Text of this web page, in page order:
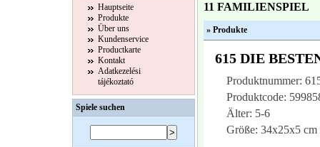
Hauptseite
Produkte
Über uns
Kundenservice
Productkarte
Kontakt
Adatkezelési
tájékoztató
Spiele suchen
11 FAMILIENSPIEL
» Produkte
615 DIE
Produktnummer:
Produktcode:
Älter: 5-6
Größe: 34x25x5 cm